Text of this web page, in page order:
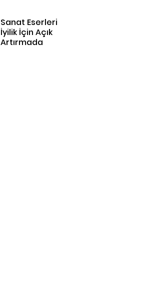
Sanat Eserleri
İyilik İçin Açık
Artırmada